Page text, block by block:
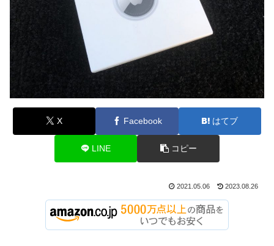
X Facebook はてブ
LINE コピー
2021.05.06 2023.08.26